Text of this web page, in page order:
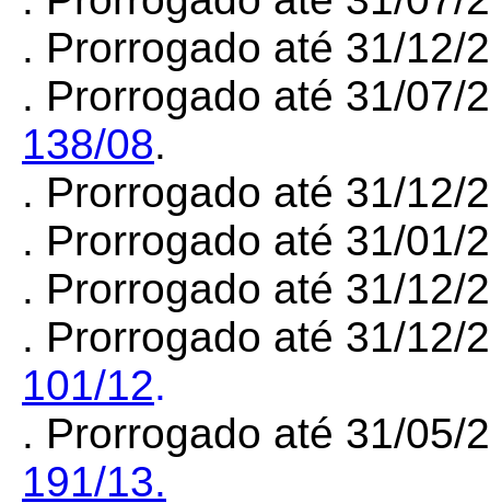
. Prorrogado até 31/
. Prorrogado até 31/07/
138/08.
. Prorrogado até 31/
. Prorrogado até 31/
. Prorrogado até 31/
. Prorrogado até 31/12/
101/12.
. Prorrogado até 31/05/
191/13.